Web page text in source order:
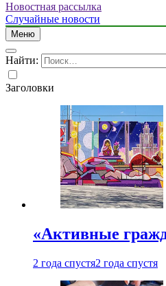
Новостная рассылка
Случайные новости
Меню
Найти:
Заголовки
«Активные
2 года спустя2 года спустя